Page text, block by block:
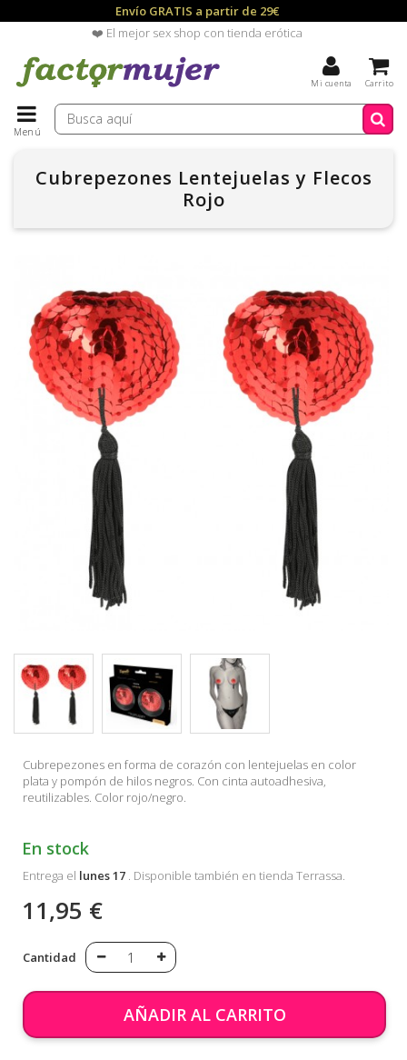
Envío GRATIS a partir de 29€
❤️ El mejor sex shop con tienda erótica
Carrito
Mi cuenta
Menú
Cubrepezones Lentejuelas y Flecos
Rojo
Cubrepezones en forma de corazón con lentejuelas en color
plata y pompón de hilos negros. Con cinta autoadhesiva,
reutilizables. Color rojo/negro.
En stock
Entrega el lunes 17 . Disponible también en tienda Terrassa.
11,95 €
Cantidad
AÑADIR AL CARRITO